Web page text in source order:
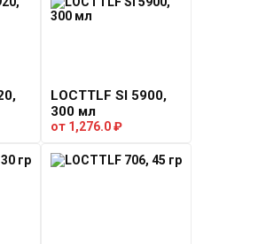
LOCTTLF SI 5900,
300 мл
от 1,276.0₽